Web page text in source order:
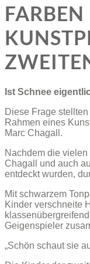
Ist Schnee
Diese Frage
Rahmen eines
Marc Chagall.
Nachdem die
Chagall und auch
entdeckt wurden,
Mit schwarzem
Kinder verschneite
Geigenspieler
„Schön schaut sie